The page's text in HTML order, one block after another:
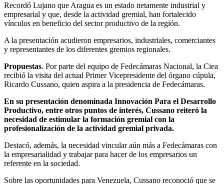
Recordó Lujano que Aragua es un estado netamente industrial y
empresarial y que, desde la actividad gremial, han fortalecido
vínculos en beneficio del sector productivo de la región.
A la presentación acudieron empresarios, industriales, comerciantes
y representantes de los diferentes gremios regionales.
Propuestas. Por parte del equipo de Fedecámaras Nacional, la Ciea
recibió la visita del actual Primer Vicepresidente del órgano cúpula,
Ricardo Cussano, quien aspira a la presidencia de Fedecámaras.
En su presentación denominada Innovación Para el Desarrollo
Productivo, entre otros puntos de interés, Cussano reiteró la
necesidad de estimular la formación gremial con la
profesionalización de la actividad gremial privada.
Destacó, además, la necesidad vincular aún más a Fedecámaras con
la empresarialidad y trabajar para hacer de los empresarios un
referente en la sociedad.
Sobre las oportunidades para Venezuela, Cussano reconoció que se